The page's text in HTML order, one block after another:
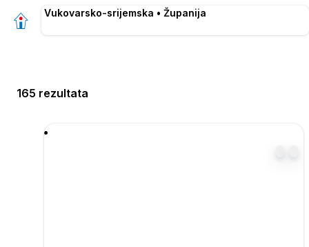
Vukovarsko-srijemska • Županija
165 rezultata